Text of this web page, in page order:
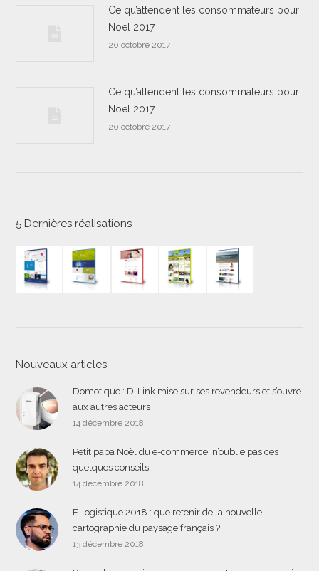
Ce qu’attendent les consommateurs pour
Noël 2017
20 octobre 2017
Ce qu’attendent les consommateurs pour
Noël 2017
20 octobre 2017
5 Dernières réalisations
Nouveaux articles
Domotique : D-Link mise sur ses revendeurs et s’ouvre
aux autres acteurs
14 décembre 2018
Petit papa Noël du e-commerce, n’oublie pas ces
quelques conseils
14 décembre 2018
E-logistique 2018 : que retenir de la nouvelle
cartographie du paysage français ?
13 décembre 2018